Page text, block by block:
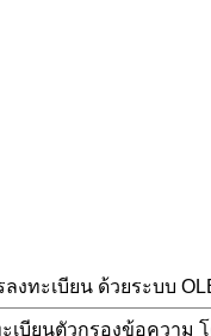
งทะเบียน ด้วยระบบ
เบียนตัวกรองข้อความ